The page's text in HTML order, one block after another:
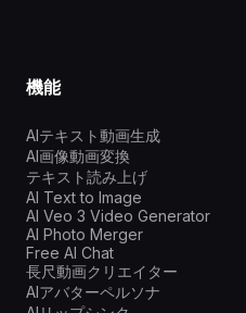
機能
AIテキスト動画生成
AI画像動画変換
テキスト読み上げ
AI Text to Image
AI Veo 3 Video Generator
AI Photo Merger
Free AI Chat
長尺動画クリエイター
AIアバターペルソナ